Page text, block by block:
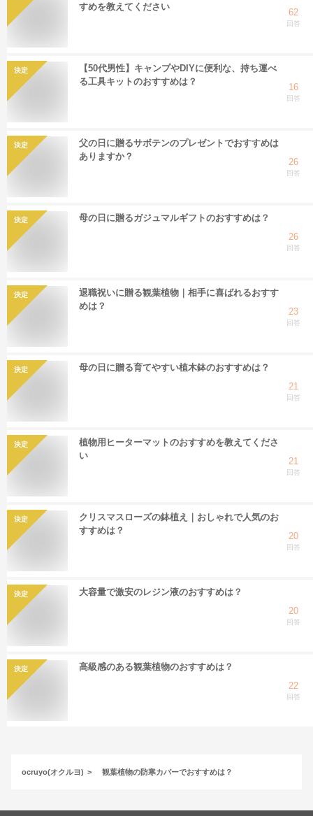
すめを教えてください
62
回答
決定
【50代男性】キャンプやDIYに便利な、持ち運べ
る工具キットのおすすめは？
16
回答
決定
父の日に贈るサボテンのプレゼントでおすすめは
ありますか？
26
回答
決定
母の日に贈るガジュマルギフトのおすすめは？
26
回答
決定
退職祝いに贈る観葉植物｜相手に喜ばれるおすす
めは？
23
回答
決定
母の日に贈る育てやすい植木鉢のおすすめは？
21
回答
決定
植物用ヒーターマットのおすすめを教えてくださ
い
21
回答
決定
クリスマスローズの鉢植え｜おしゃれで人気のお
すすめは？
20
回答
決定
大容量で激安のレジン液のおすすめは？
20
回答
決定
高級感のある観葉植物のおすすめは？
22
回答
ocruyo(オクルヨ) 観葉植物の防寒カバーでおすすめは？